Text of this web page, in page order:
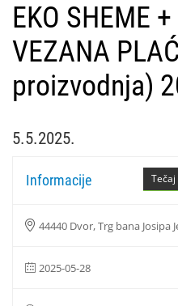
EKO SHEME
VEZANA
proizvodnja)
5.5.2025.
Tečaj
Informacije
44440 Dvor, Trg bana Josipa
2025-05-28